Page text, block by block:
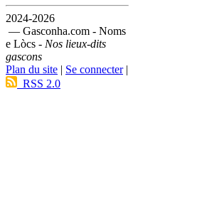
2024-2026
— Gasconha.com - Noms
e Lòcs - Nos lieux-dits
gascons
Plan du site | Se connecter|
RSS 2.0